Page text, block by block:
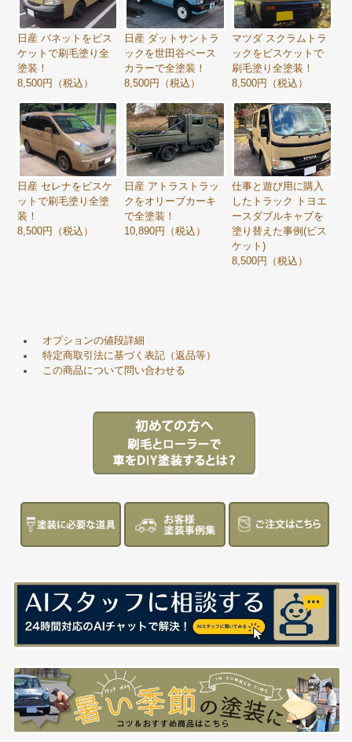
日産 バネットをビス
ケットで刷毛塗り全
塗装！
8,500円（税込）
日産 ダットサントラ
ックを世田谷ベース
カラーで全塗装！
8,500円（税込）
マツダ スクラムトラ
ックをビスケットで
刷毛塗り全塗装！
8,500円（税込）
日産 セレナをビスケ
ットで刷毛塗り全塗
装！
8,500円（税込）
日産 アトラストラッ
クをオリーブカーキ
で全塗装！
10,890円（税込）
仕事と遊び用に購入
したトラック トヨエ
ースダブルキャブを
塗り替えた事例(ビス
ケット)
8,500円（税込）
オプションの値段詳細
特定商取引法に基づく表記（返品等）
この商品について問い合わせる